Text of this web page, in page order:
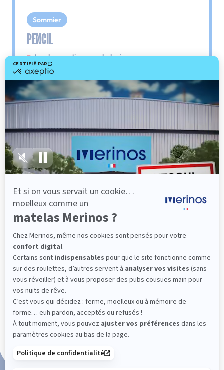
Sommier
PENCIL
Le plus : soutien morphologique
Grâce à ses 3 zones de confort, le sommier
Pencil vous assure tout son soutien. Avec les
épaules, le dos et le bassin qui reposent sur ses
lattes, vous évitez les douleurs au petit matin.
501,00 €
Découvrir
Fabrication Française
101 nuits d'essai*
Paiement en 3x ou 4x sans frais